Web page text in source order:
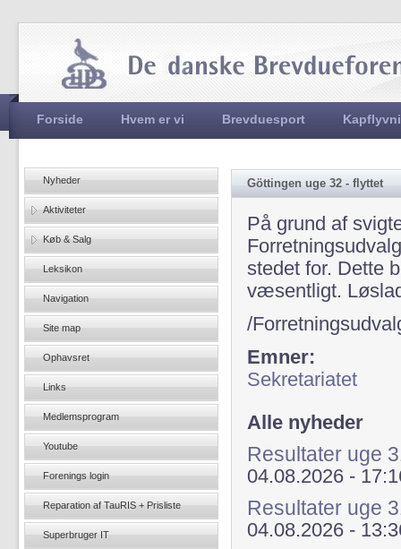
Hovedmenu
Forside Hvem er vi Brevduesport
Göttingen uge 32 - flyttet
På grund af
stedet for. Dette
væsentligt.
/
Emner:
Sekretariatet
Alle nyheder
Resultater uge
04.08.2026 -
Resultater uge
04.08.2026 -
Nyheder
Aktiviteter
Køb & Salg
Leksikon
Navigation
Site map
Ophavsret
Links
Medlemsprogram
Youtube
Forenings login
Reparation af TauRIS + Prisliste
Superbruger IT